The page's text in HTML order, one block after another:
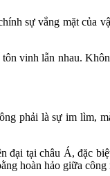
sự vắng mặt của
vinh lẫn nhau.
phải là sự im lìm,
đại tại châu Á, đặc
hoàn hảo giữa